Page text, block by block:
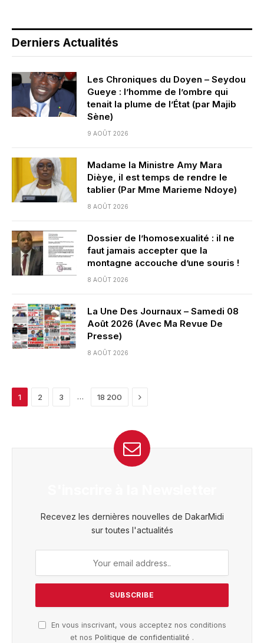
Derniers Actualités
Les Chroniques du Doyen – Seydou
Gueye : l’homme de l’ombre qui
tenait la plume de l’État (par Majib
Sène)
9 AOÛT 2026
Madame la Ministre Amy Mara
Dièye, il est temps de rendre le
tablier (Par Mme Marieme Ndoye)
8 AOÛT 2026
Dossier de l’homosexualité : il ne
faut jamais accepter que la
montagne accouche d’une souris !
8 AOÛT 2026
La Une Des Journaux – Samedi 08
Août 2026 (Avec Ma Revue De
Presse)
8 AOÛT 2026
1 2 3 … 18 200 Next
Recevez les dernières nouvelles de DakarMidi
sur toutes l'actualités
En vous inscrivant, vous acceptez nos conditions
et nos Politique de confidentialité .